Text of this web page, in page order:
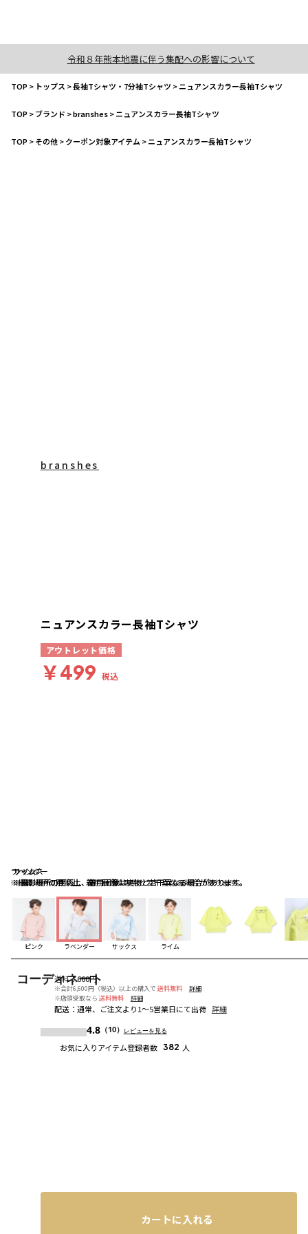
令和８年熊本地震に伴う集配への影響について
TOP> トップス >長袖Tシャツ・7分袖Tシャツ >ニュアンスカラー長袖Tシャツ
TOP>ブランド >branshes>ニュアンスカラー長袖Tシャツ
TOP>その他>クーポン対象アイテム >ニュアンスカラー長袖Tシャツ
ラベンダー
※撮影場所の関係上、着用画像は実物と若干異なる場合があります。
サックス
※撮影場所の関係上、着用画像は実物と若干異なる場合があります。
ライム
※撮影場所の関係上、着用画像は実物と若干異なる場合があります。
ピンク ラベンダー サックス ライム
コーディネート
送料：660円
※合計6,600円（税込）以上の購入で 送料無料
詳細
※店頭受取なら 送料無料 詳細
配送： 通常、ご注文より1～5営業日にて出荷 詳細
4.8（10） レビューを見る
お気に入りアイテム登録者数 382 人
branshes
ニュアンスカラー長袖Tシャツ
アウトレット価格
￥499 税込
カートに入れる